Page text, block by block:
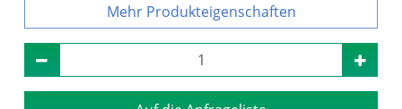
Produkteigenschaften